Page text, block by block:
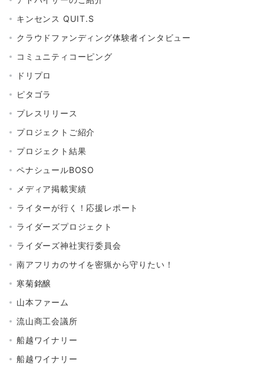
キンセンス QUIT.S
クラウドファンディング体験者インタビュー
コミュニティコーピング
ドリプロ
ピタゴラ
プレスリリース
プロジェクトご紹介
プロジェクト結果
ペナシュールBOSO
メディア掲載実績
ライターが行く！応援レポート
ライダーズプロジェクト
ライダーズ神社実行委員会
南アフリカのサイを密猟から守りたい！
寒菊銘醸
山本ファーム
流山商工会議所
船越ワイナリー
船越ワイナリー